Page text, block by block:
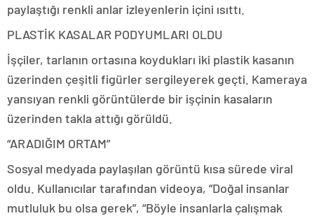
paylaştığı renkli anlar izleyenlerin içini ısıttı.
PLASTİK KASALAR PODYUMLARI OLDU
İşçiler, tarlanın ortasına koydukları iki plastik kasanın
üzerinden çeşitli figürler sergileyerek geçti. Kameraya
yansıyan renkli görüntülerde bir işçinin kasaların
üzerinden takla attığı görüldü.
“ARADIĞIM ORTAM”
Sosyal medyada paylaşılan görüntü kısa sürede viral
oldu. Kullanıcılar tarafından videoya, “Doğal insanlar
mutluluk bu olsa gerek”, “Böyle insanlarla çalışmak